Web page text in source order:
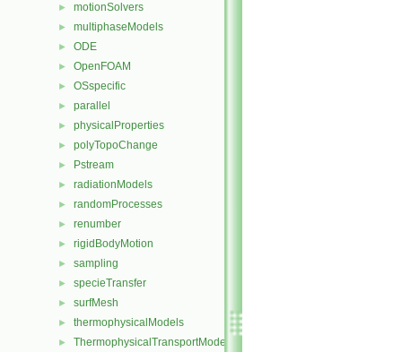
► motionSolvers
► multiphaseModels
► ODE
► OpenFOAM
► OSspecific
► parallel
► physicalProperties
► polyTopoChange
► Pstream
► radiationModels
► randomProcesses
► renumber
► rigidBodyMotion
► sampling
► specieTransfer
► surfMesh
► thermophysicalModels
► ThermophysicalTransportModels